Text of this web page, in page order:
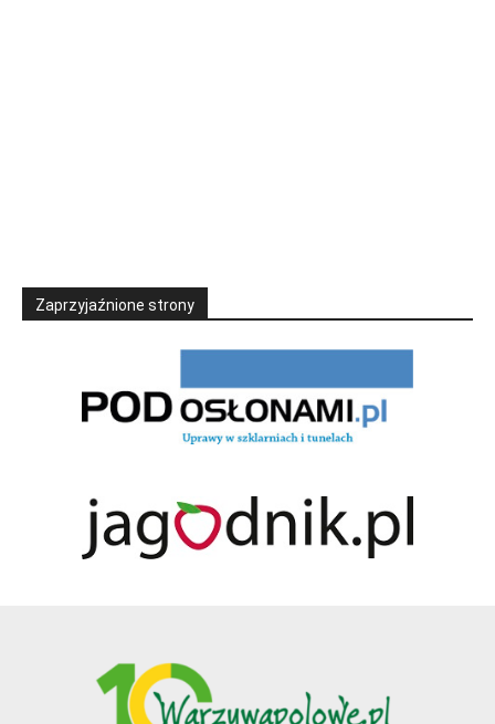
Zaprzyjaźnione strony